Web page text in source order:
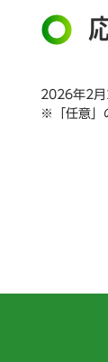
2026年2月
※「任意」